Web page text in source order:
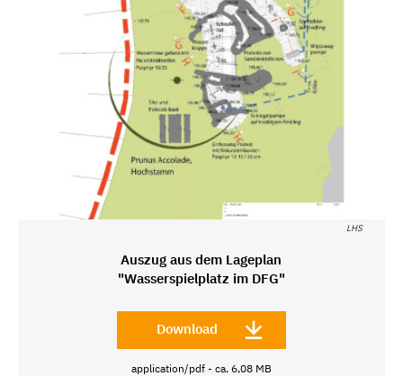
LHS
Auszug aus dem Lageplan
"Wasserspielplatz im DFG"
Download
application/pdf - ca. 6,08 MB